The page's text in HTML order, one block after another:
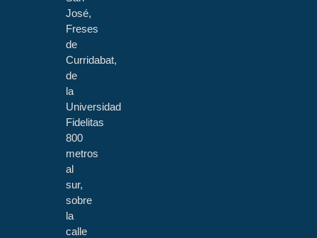
José,
Freses
de
Curridabat,
de
la
Universidad
Fidelitas
800
metros
al
sur,
sobre
la
calle